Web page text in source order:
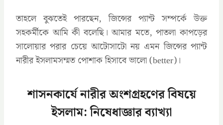
তাহলে বুঝতেই পারছেন, জিন্সের প্যান্ট সম্পর্কে উক্ত
সহকর্মীকে আমি কী বলেছি। আমার মতে, পাতলা কাপড়ের
সালোয়ার পরার চেয়ে আটোসাটো নয় এমন জিন্সের প্যান্ট
নারীর ইসলামসম্মত পোশাক হিসাবে ভালো (better)।
শাসনকার্যে নারীর অংশগ্রহণের বিষয়ে
ইসলাম: নিষেধাজ্ঞার ব্যাখ্যা